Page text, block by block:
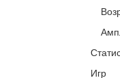
Игр